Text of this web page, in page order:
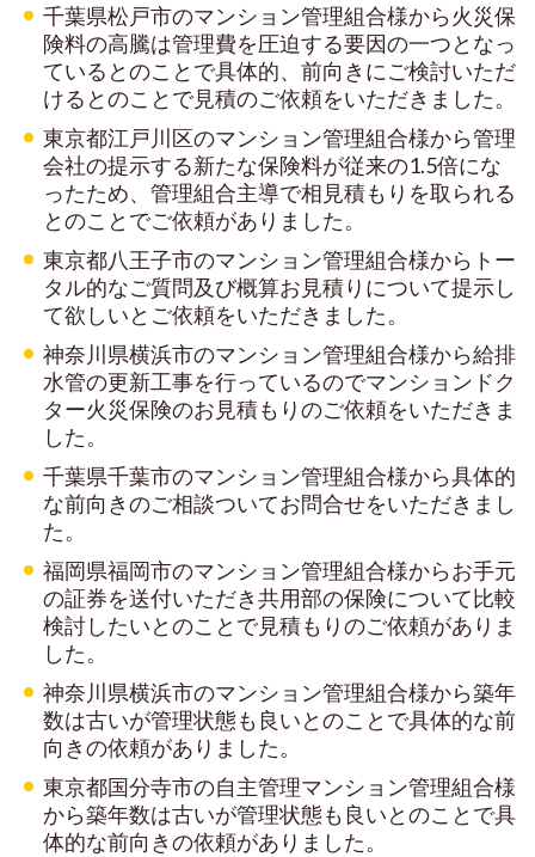
千葉県松戸市のマンション管理組合様から火災保
険料の高騰は管理費を圧迫する要因の一つとなっ
ているとのことで具体的、前向きにご検討いただ
けるとのことで見積のご依頼をいただきました。
東京都江戸川区のマンション管理組合様から管理
会社の提示する新たな保険料が従来の1.5倍にな
ったため、管理組合主導で相見積もりを取られる
とのことでご依頼がありました。
東京都八王子市のマンション管理組合様からトー
タル的なご質問及び概算お見積りについて提示し
て欲しいとご依頼をいただきました。
神奈川県横浜市のマンション管理組合様から給排
水管の更新工事を行っているのでマンションドク
ター火災保険のお見積もりのご依頼をいただきま
した。
千葉県千葉市のマンション管理組合様から具体的
な前向きのご相談ついてお問合せをいただきまし
た。
福岡県福岡市のマンション管理組合様からお手元
の証券を送付いただき共用部の保険について比較
検討したいとのことで見積もりのご依頼がありま
した。
神奈川県横浜市のマンション管理組合様から築年
数は古いが管理状態も良いとのことで具体的な前
向きの依頼がありました。
東京都国分寺市の自主管理マンション管理組合様
から築年数は古いが管理状態も良いとのことで具
体的な前向きの依頼がありました。